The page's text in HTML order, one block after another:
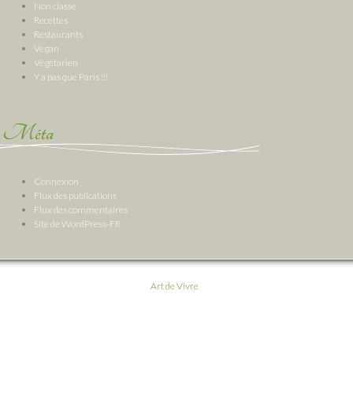
Non classé
Recettes
Restaurants
Vegan
Végétarien
Y a pas que Paris !!!
Méta
Connexion
Flux des publications
Flux des commentaires
Site de WordPress-FR
Art de Vivre